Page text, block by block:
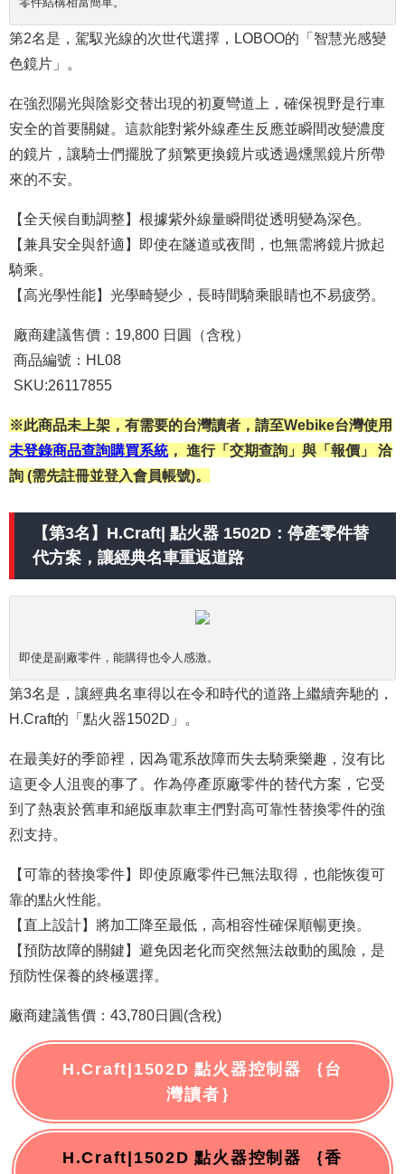
第2名是，駕馭光線的次世代選擇，LOBOO的「智慧光感變
色鏡片」。
在強烈陽光與陰影交替出現的初夏彎道上，確保視野是行車
安全的首要關鍵。這款能對紫外線產生反應並瞬間改變濃度
的鏡片，讓騎士們擺脫了頻繁更換鏡片或透過燻黑鏡片所帶
來的不安。
【全天候自動調整】根據紫外線量瞬間從透明變為深色。
【兼具安全與舒適】即使在隧道或夜間，也無需將鏡片掀起
騎乘。
【高光學性能】光學畸變少，長時間騎乘眼睛也不易疲勞。
廠商建議售價：19,800 日圓（含稅）
商品編號：HL08
SKU:26117855
※此商品未上架，有需要的台灣讀者，請至Webike台灣使用
未登錄商品查詢購買系統 ， 進行「交期查詢」與「報價」 洽
詢 (需先註冊並登入會員帳號)。
【第3名】H.Craft| 點火器 1502D：停產零件替
代方案，讓經典名車重返道路
即使是副廠零件，能購得也令人感激。
第3名是，讓經典名車得以在令和時代的道路上繼續奔馳的，
H.Craft的「點火器1502D」。
在最美好的季節裡，因為電系故障而失去騎乘樂趣，沒有比
這更令人沮喪的事了。作為停產原廠零件的替代方案，它受
到了熱衷於舊車和絕版車款車主們對高可靠性替換零件的強
烈支持。
【可靠的替換零件】即使原廠零件已無法取得，也能恢復可
靠的點火性能。
【直上設計】將加工降至最低，高相容性確保順暢更換。
【預防故障的關鍵】避免因老化而突然無法啟動的風險，是
預防性保養的終極選擇。
廠商建議售價：43,780日圓(含稅)
H.Craft|1502D 點火器控制器 ｛台
灣讀者｝
H.Craft|1502D 點火器控制器 ｛香